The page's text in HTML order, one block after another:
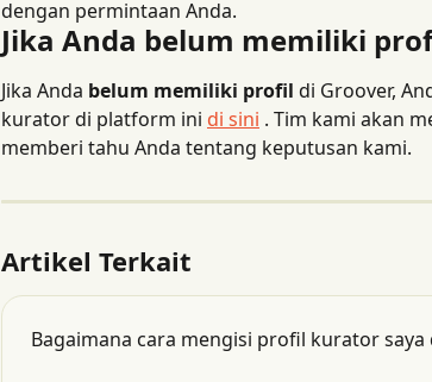
dengan permintaan Anda.
Jika Anda belum memiliki
Jika Anda belum memiliki profil di Groover,
kurator di platform ini di sini . Tim kami akan
memberi tahu Anda tentang keputusan kami.
Artikel Terkait
Bagaimana cara mengisi profil kurator saya